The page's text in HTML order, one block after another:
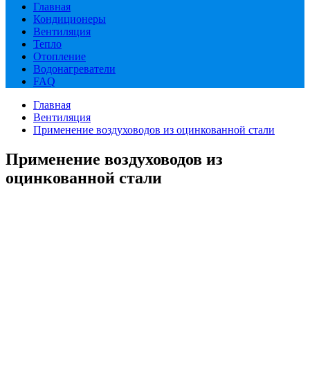
Главная
Кондиционеры
Вентиляция
Тепло
Отопление
Водонагреватели
FAQ
Главная
Вентиляция
Применение воздуховодов из оцинкованной стали
Применение воздуховодов из
оцинкованной стали